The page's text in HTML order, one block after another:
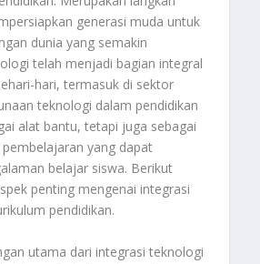
generasi muda untuk
dunia yang semakin
telah menjadi bagian integral
hari, termasuk di sektor
teknologi dalam pendidikan
alat bantu, tetapi juga sebagai
yang dapat
belajar siswa. Berikut
penting mengenai integrasi
pendidikan.
utama dari integrasi teknologi